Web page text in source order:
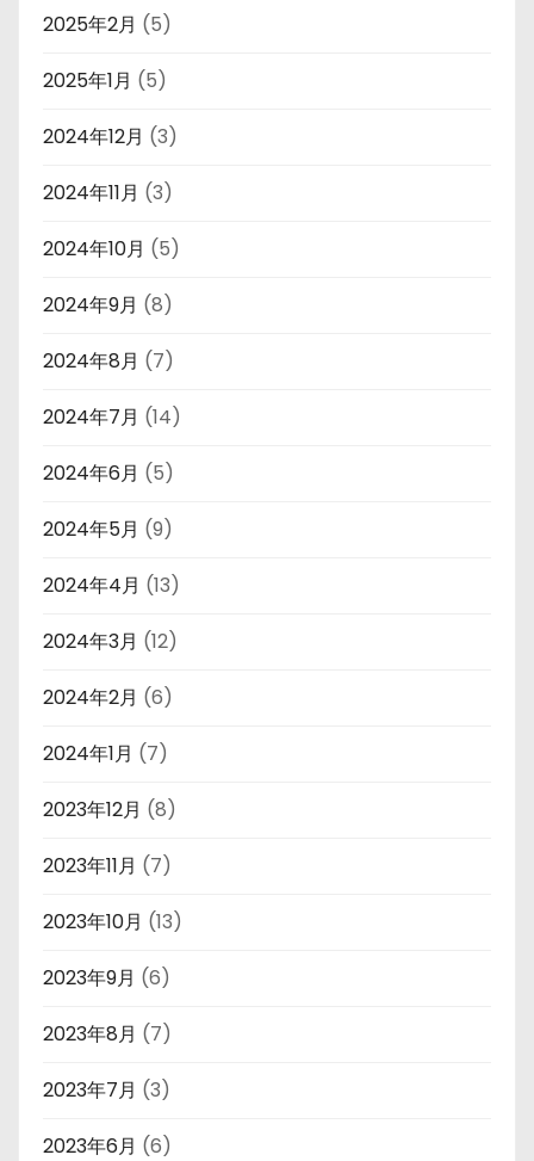
2025年2月 (5)
2025年1月 (5)
2024年12月 (3)
2024年11月 (3)
2024年10月 (5)
2024年9月 (8)
2024年8月 (7)
2024年7月 (14)
2024年6月 (5)
2024年5月 (9)
2024年4月 (13)
2024年3月 (12)
2024年2月 (6)
2024年1月 (7)
2023年12月 (8)
2023年11月 (7)
2023年10月 (13)
2023年9月 (6)
2023年8月 (7)
2023年7月 (3)
2023年6月 (6)